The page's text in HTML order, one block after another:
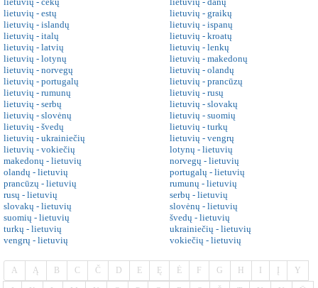
lietuvių - estų
lietuvių - graikų
lietuvių - islandų
lietuvių - ispanų
lietuvių - italų
lietuvių - kroatų
lietuvių - latvių
lietuvių - lenkų
lietuvių - lotynų
lietuvių - makedonų
lietuvių - norvegų
lietuvių - olandų
lietuvių - portugalų
lietuvių - prancūzų
lietuvių - rumunų
lietuvių - rusų
lietuvių - serbų
lietuvių - slovakų
lietuvių - slovėnų
lietuvių - suomių
lietuvių - švedų
lietuvių - turkų
lietuvių - ukrainiečių
lietuvių - vengrų
lietuvių - vokiečių
lotynų - lietuvių
makedonų - lietuvių
norvegų - lietuvių
olandų - lietuvių
portugalų - lietuvių
prancūzų - lietuvių
rumunų - lietuvių
rusų - lietuvių
serbų - lietuvių
slovakų - lietuvių
slovėnų - lietuvių
suomių - lietuvių
švedų - lietuvių
turkų - lietuvių
ukrainiečių - lietuvių
vengrų - lietuvių
vokiečių - lietuvių
A Ą B C Č D E Ę Ė F G H Y